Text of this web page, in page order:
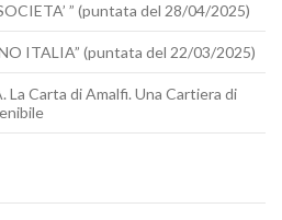
” (puntata del 28/04/2025)
ITALIA” (puntata del 22/03/2025)
La Carta di Amalfi. Una Cartiera di